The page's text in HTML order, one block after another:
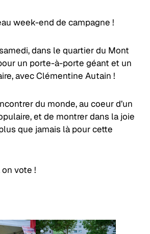
week-end de campagne !
dans le quartier du Mont
un porte-à-porte géant et un
avec Clémentine Autain !
du monde, au coeur d’un
et de montrer dans la joie
que jamais là pour cette
on vote !